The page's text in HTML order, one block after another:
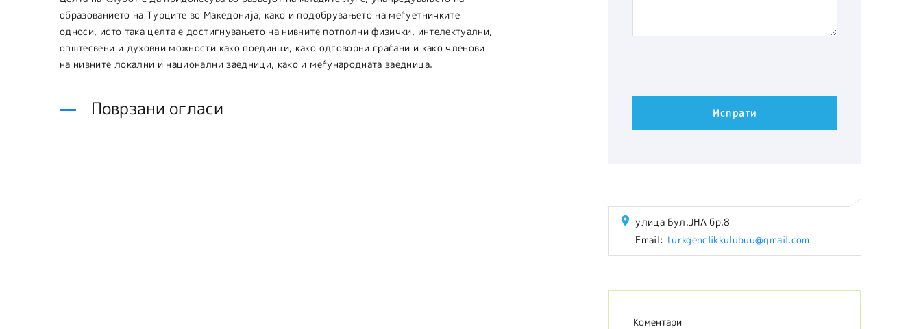
образованието на Турците во Македонија, како и подобрувањето на меѓуетничките
односи, исто така целта е достигнувањето на нивните потполни физички, интелектуални,
општесвени и духовни можности како поединци, како одговорни граѓани и како членови
на нивните локални и национални заедници, како и меѓународната заедница.
Поврзани огласи
улица Бул.ЈНА бр.8
Email: turkgenclikkulubuu@gmail.com
Коментари